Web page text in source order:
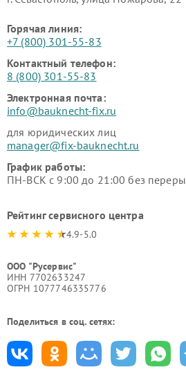
Горячая линия:
+7 (800) 301-55-83
Контактный телефон:
8 (800) 301-55-83
Электронная почта:
info@bauknecht-fix.ru
для юридических лиц
manager@fix-bauknecht.ru
График работы:
ПН-ВСК с 9:00 до 21:00 без
Рейтинг сервисного центра
4.9-5.0
ООО "Русервис"
ИНН 7702633247
ОГРН 1077746335776
Поделиться в соц. сетях: